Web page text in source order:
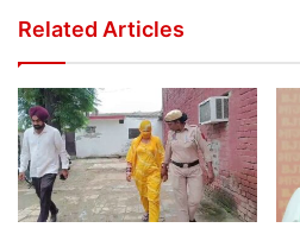
Related Articles